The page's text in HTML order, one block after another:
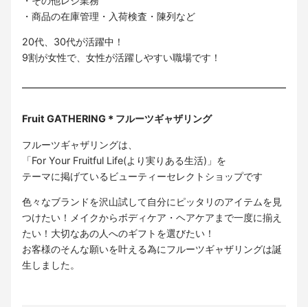
・商品の在庫管理・入荷検査・陳列など
20代、30代が活躍中！
9割が女性で、女性が活躍しやすい職場です！
Fruit GATHERING＊フルーツギャザリング
フルーツギャザリングは、
「For Your Fruitful Life(より実りある生活)」を
テーマに掲げているビューティーセレクトショップです
色々なブランドを沢山試して自分にピッタリのアイテムを見
つけたい！メイクからボディケア・ヘアケアまで一度に揃え
たい！大切なあの人へのギフトを選びたい！
お客様のそんな願いを叶える為にフルーツギャザリングは誕
生しました。